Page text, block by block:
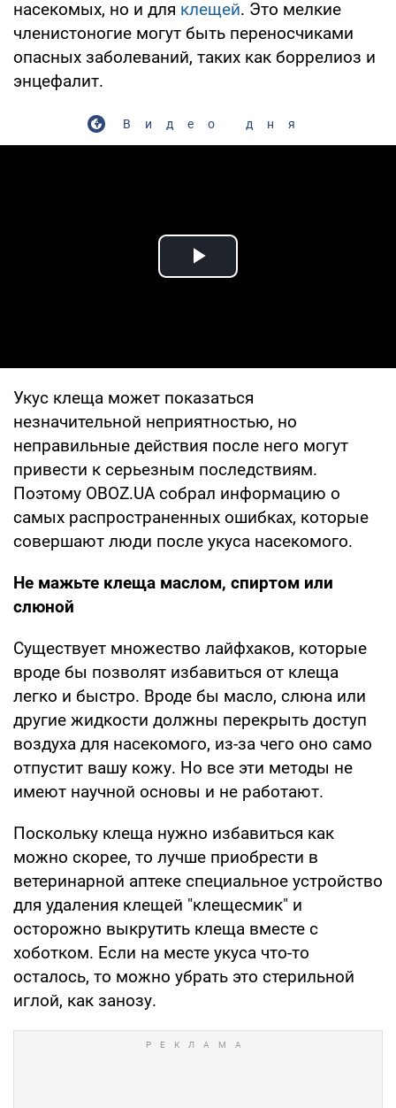
насекомых, но и для клещей. Это мелкие
членистоногие могут быть переносчиками
опасных заболеваний, таких как боррелиоз и
энцефалит.
Видео дня
Play Video
Укус клеща может показаться
незначительной неприятностью, но
неправильные действия после него могут
привести к серьезным последствиям.
Поэтому OBOZ.UA собрал информацию о
самых распространенных ошибках, которые
совершают люди после укуса насекомого.
Не мажьте клеща маслом, спиртом или
слюной
Существует множество лайфхаков, которые
вроде бы позволят избавиться от клеща
легко и быстро. Вроде бы масло, слюна или
другие жидкости должны перекрыть доступ
воздуха для насекомого, из-за чего оно само
отпустит вашу кожу. Но все эти методы не
имеют научной основы и не работают.
Поскольку клеща нужно избавиться как
можно скорее, то лучше приобрести в
ветеринарной аптеке специальное устройство
для удаления клещей "клещесмик" и
осторожно выкрутить клеща вместе с
хоботком. Если на месте укуса что-то
осталось, то можно убрать это стерильной
иглой, как занозу.